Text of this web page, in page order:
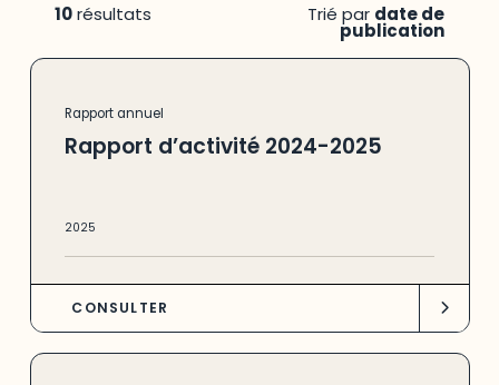
10résultats Trié par date de
publication
Rapport annuel
Rapport d’activité 2024-2025
2025
CONSULTER